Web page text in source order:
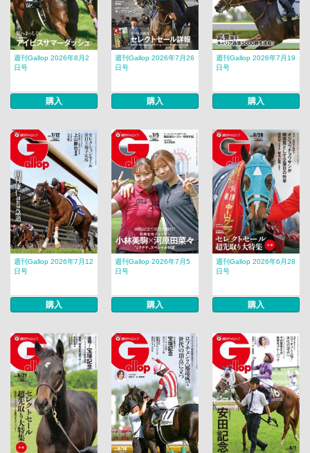
週刊Gallop 2026年8月2
日号
購入
週刊Gallop 2026年7月26
日号
購入
週刊Gallop 2026年7月19
日号
購入
週刊Gallop 2026年7月12
日号
購入
週刊Gallop 2026年7月5
日号
購入
週刊Gallop 2026年6月28
日号
購入